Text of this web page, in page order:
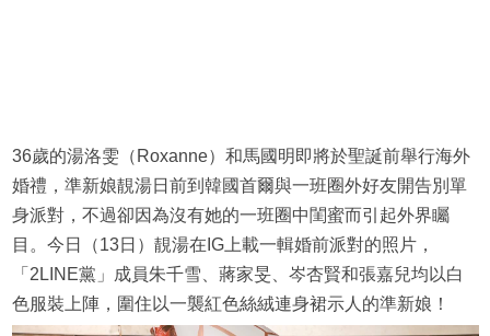
36歲的湯洛雯（Roxanne）和馬國明即將於聖誕前舉行海外
婚禮，準新娘靚湯日前到韓國首爾與一班圈外好友開告別單
身派對，不過卻因為沒有她的一班圈中閨蜜而引起外界矚
目。今日（13日）靚湯在IG上載一輯婚前派對的照片，
「2LINE黨」成員朱千雪、蔣家旻、岑杏賢和張嘉兒均以白
色服裝上陣，圍住以一襲紅色絲絨連身裙示人的準新娘！